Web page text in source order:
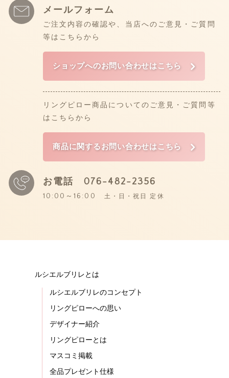
メールフォーム
ご注文内容の確認や、当店へのご意見・ご質問
等はこちらから
ショップへのお問い合わせはこちら
リングピロー商品についてのご意見・ご質問等
はこちらから
商品に関するお問い合わせはこちら
お電話 076-482-2356
10:00～16:00 土・日・祝日 定休
ルシエルブリレとは
ルシエルブリレのコンセプト
リングピローへの思い
デザイナー紹介
リングピローとは
マスコミ掲載
全品プレゼント仕様